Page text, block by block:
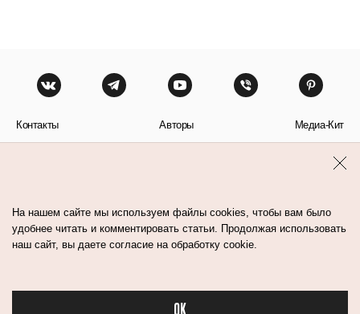
Контакты Авторы Медиа-Кит
На нашем сайте мы используем файлы cookies, чтобы вам было
удобнее читать и комментировать статьи. Продолжая использовать
наш сайт, вы даете согласие на обработку cookie.
OK